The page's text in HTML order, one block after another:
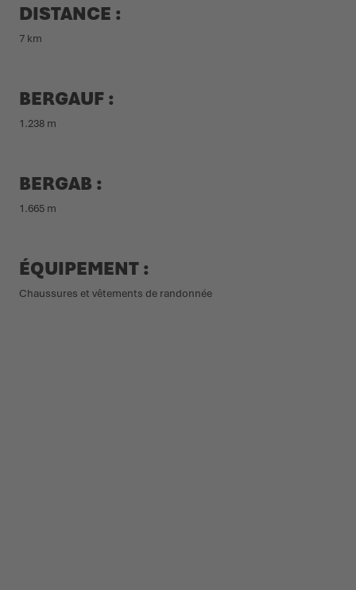
DISTANCE :
7 km
BERGAUF :
1.238 m
BERGAB :
1.665 m
ÉQUIPEMENT :
Chaussures et vêtements de randonnée